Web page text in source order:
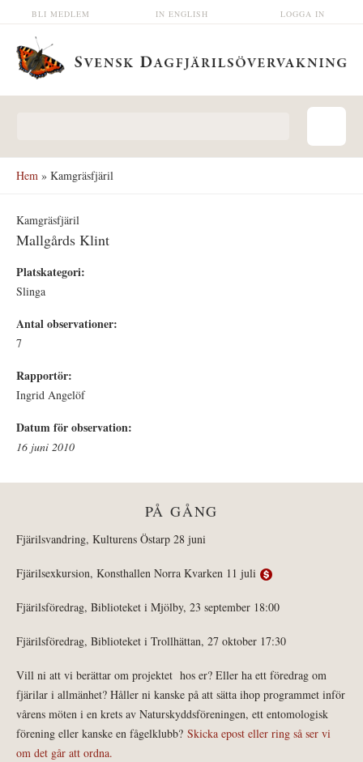
Hoppa till huvudinnehåll LOGGA IN
IN ENGLISH
BLI MEDLEM
Hem » Kamgräsfjäril
Kamgräsfjäril
Mallgårds Klint
Platskategori:
Slinga
Antal observationer:
7
Rapportör:
Ingrid Angelöf
Datum för observation:
16 juni 2010
PÅ GÅNG
Fjärilsvandring, Kulturens Östarp 28 juni
Fjärilsexkursion, Konsthallen Norra Kvarken 11 juli
Fjärilsföredrag, Biblioteket i Mjölby, 23 september 18:00
Fjärilsföredrag, Biblioteket i Trollhättan, 27 oktober 17:30
Vill ni att vi berättar om projektet hos er? Eller ha ett föredrag om
fjärilar i allmänhet? Håller ni kanske på att sätta ihop programmet inför
vårens möten i en krets av Naturskyddsföreningen, ett entomologisk
förening eller kanske en fågelklubb? Skicka epost eller ring så ser vi
om det går att ordna.